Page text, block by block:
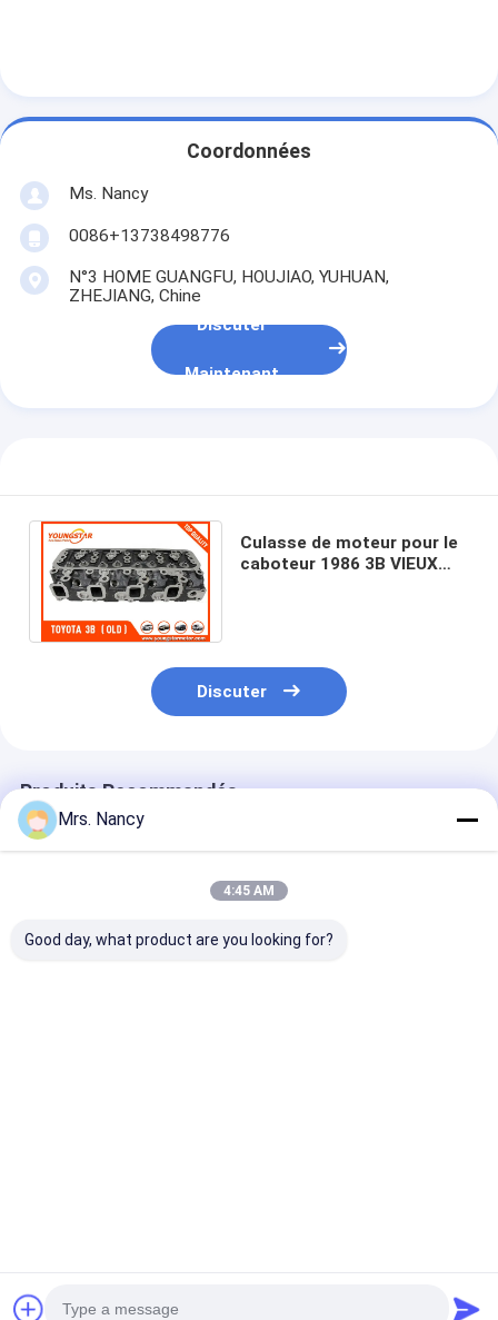
bloc-cylindres de moteur
ACCOMPLISSEZ LA CULASSE
Culasse de moteur
vilebrequin de moteur
Arbre à cames de moteur
Réparations de culasse
POULIE DE VILEBREQUIN
garniture de culasse
TURBOCOMPRESSEUR de voiture
Appareil de ventilation du moteur
Coordonnées
Ms. Nancy
0086+13738498776
N°3 HOME GUANGFU, HOUJIAO, YUHUAN,
ZHEJIANG, Chine
Discuter
Maintenant
Culasse de moteur pour le
caboteur 1986 3B VIEUX
Discuter
Produits Recommandés
Mrs. Nancy
4:45 AM
Good day, what product are you looking for?